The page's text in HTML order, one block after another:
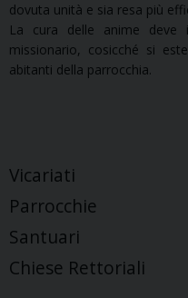
dovuta unità e sia resa più
La cura delle anime deve
missionario, cosicché si
abitanti della parrocchia.
Vicariati
Parrocchie
Santuari
Chiese Rettoriali